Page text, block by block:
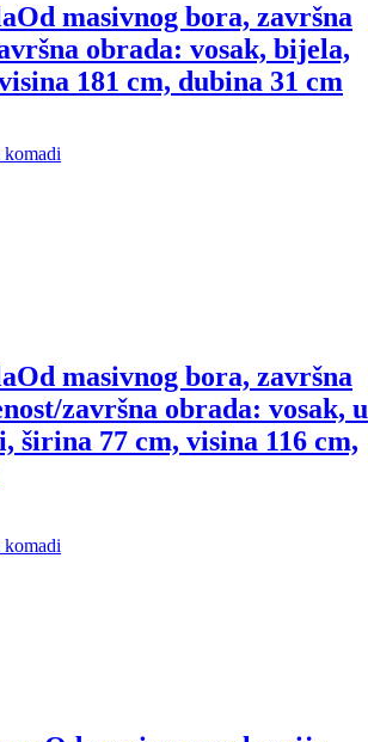
Od masivnog bora, završna
obrada: vosak, bijela,
181 cm, dubina 31 cm
komadi
Od masivnog bora, završna
završna obrada: vosak, u
širina 77 cm, visina 116 cm,
komadi